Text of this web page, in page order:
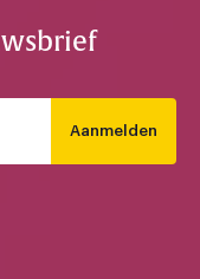
Aanmelden